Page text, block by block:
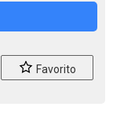
Favorito